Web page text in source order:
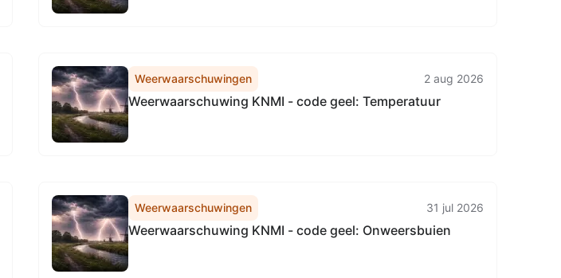
Weerwaarschuwingen 2 aug 2026
Weerwaarschuwing KNMI - code geel: Temperatuur
Weerwaarschuwingen 31 jul 2026
Weerwaarschuwing KNMI - code geel: Onweersbuien